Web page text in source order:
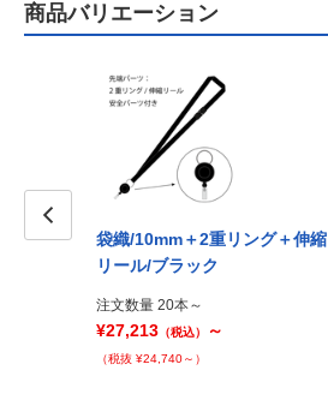
商品バリエーション
袋織/10mm＋2重リング＋伸縮
リール/ブラック
注文数量 20本～
¥27,213 （税込） ～
（税抜 ¥24,740～）